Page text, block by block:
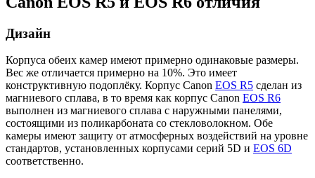
Дизайн
Корпуса обеих камер имеют примерно одинаковые размеры.
Вес же отличается примерно на 10%. Это имеет
конструктивную подоплёку. Корпус Canon EOS R5 сделан из
магниевого сплава, в то время как корпус Canon EOS R6
выполнен из магниевого сплава с наружными панелями,
состоящими из поликарбоната со стекловолокном. Обе
камеры имеют защиту от атмосферных воздействий на уровне
стандартов, установленных корпусами серий 5D и EOS 6D
соответственно.